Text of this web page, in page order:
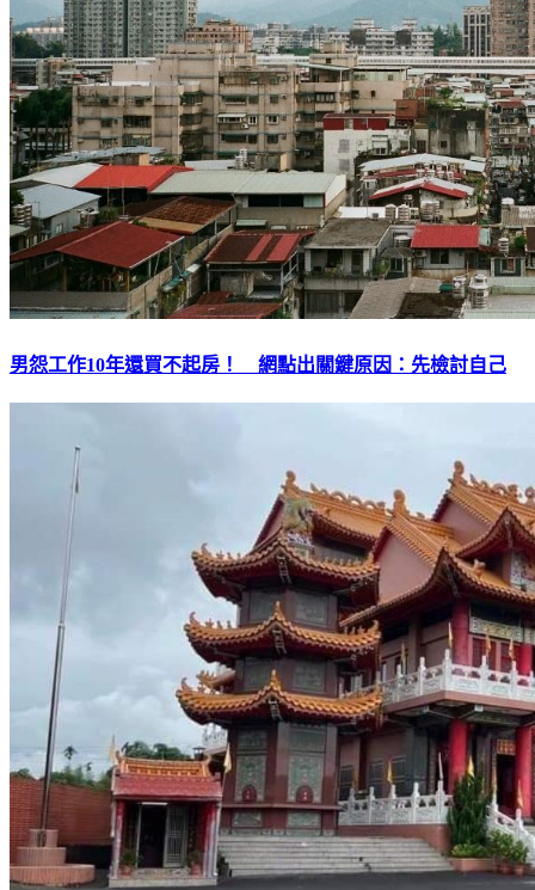
男怨工作10年還買不起房！ 網點出關鍵原因：先檢討自己